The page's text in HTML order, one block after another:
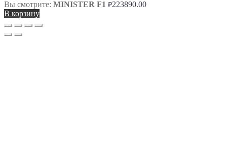
Вы смотрите: MINISTER F1 ₽223890.00
В корзину